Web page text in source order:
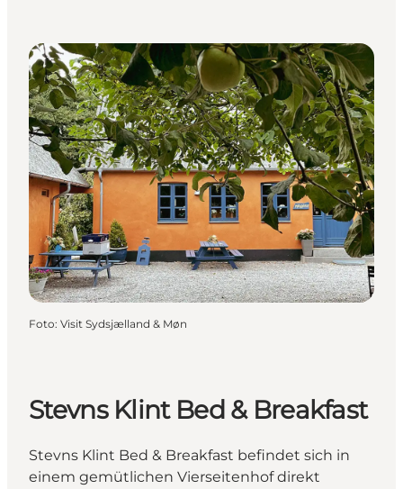
Foto: Visit Sydsjælland & Møn
Stevns Klint Bed & Breakfast
Stevns Klint Bed & Breakfast befindet sich in
einem gemütlichen Vierseitenhof direkt